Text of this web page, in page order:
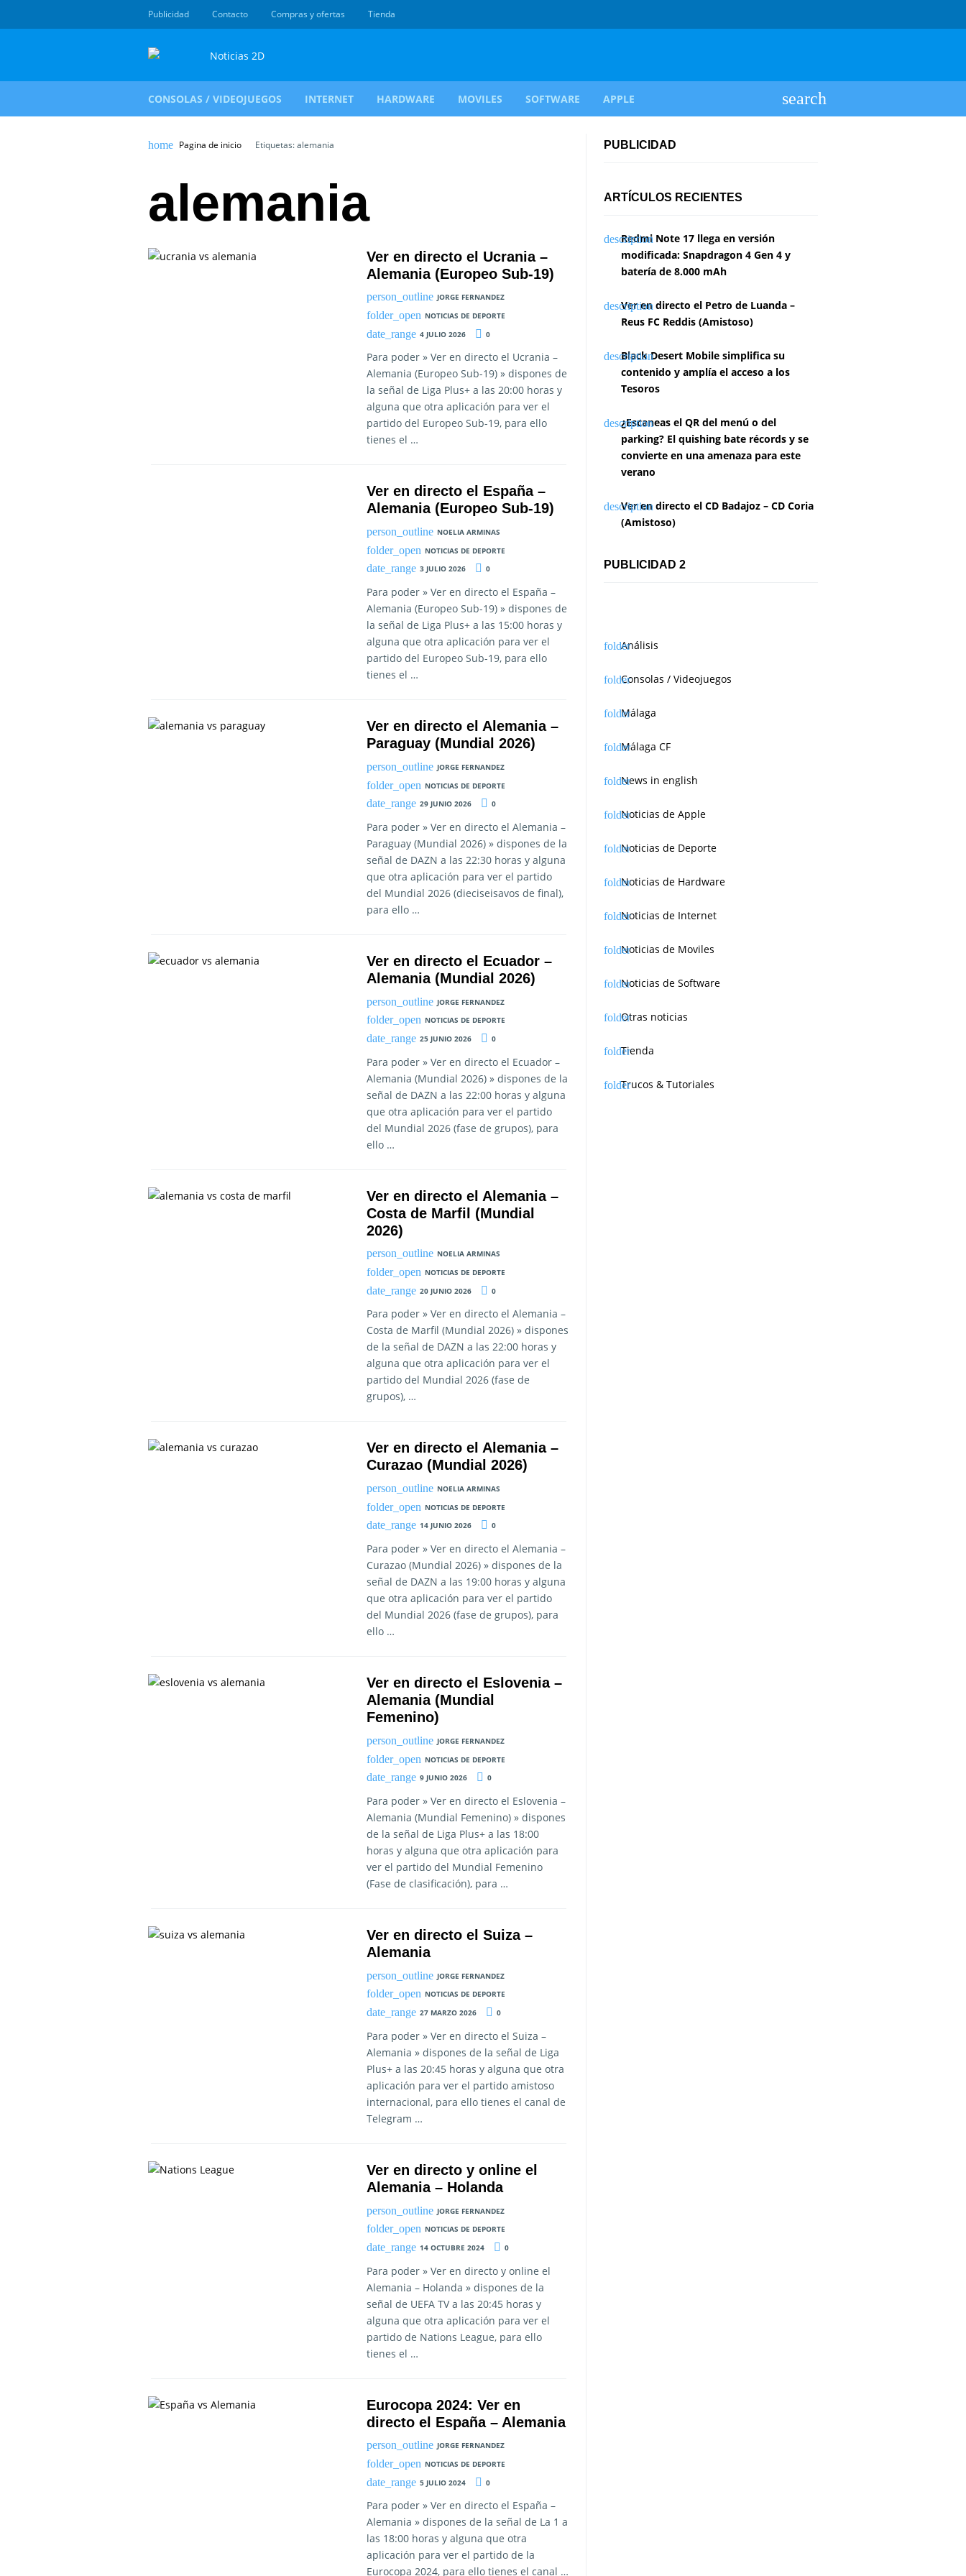
Publicidad Contacto Compras y ofertas Tienda
CONSOLAS / VIDEOJUEGOS INTERNET HARDWARE MOVILES SOFTWARE APPLE
Pagina de inicio Etiquetas: alemania
alemania
Ver en directo el Ucrania –
Alemania (Europeo Sub-19)
JORGE FERNANDEZ
NOTICIAS DE DEPORTE
4 JULIO 2026
0
Para poder » Ver en directo el Ucrania –
Alemania (Europeo Sub-19) » dispones de
la señal de Liga Plus+ a las 20:00 horas y
alguna que otra aplicación para ver el
partido del Europeo Sub-19, para ello
tienes el …
Ver en directo el España –
Alemania (Europeo Sub-19)
NOELIA ARMINAS
NOTICIAS DE DEPORTE
3 JULIO 2026
0
Para poder » Ver en directo el España –
Alemania (Europeo Sub-19) » dispones de
la señal de Liga Plus+ a las 15:00 horas y
alguna que otra aplicación para ver el
partido del Europeo Sub-19, para ello
tienes el …
Ver en directo el Alemania –
Paraguay (Mundial 2026)
JORGE FERNANDEZ
NOTICIAS DE DEPORTE
29 JUNIO 2026
0
Para poder » Ver en directo el Alemania –
Paraguay (Mundial 2026) » dispones de la
señal de DAZN a las 22:30 horas y alguna
que otra aplicación para ver el partido
del Mundial 2026 (dieciseisavos de final),
para ello …
Ver en directo el Ecuador –
Alemania (Mundial 2026)
JORGE FERNANDEZ
NOTICIAS DE DEPORTE
25 JUNIO 2026
0
Para poder » Ver en directo el Ecuador –
Alemania (Mundial 2026) » dispones de la
señal de DAZN a las 22:00 horas y alguna
que otra aplicación para ver el partido
del Mundial 2026 (fase de grupos), para
ello …
Ver en directo el Alemania –
Costa de Marfil (Mundial
2026)
NOELIA ARMINAS
NOTICIAS DE DEPORTE
20 JUNIO 2026
0
Para poder » Ver en directo el Alemania –
Costa de Marfil (Mundial 2026) » dispones
de la señal de DAZN a las 22:00 horas y
alguna que otra aplicación para ver el
partido del Mundial 2026 (fase de
grupos), …
Ver en directo el Alemania –
Curazao (Mundial 2026)
NOELIA ARMINAS
NOTICIAS DE DEPORTE
14 JUNIO 2026
0
Para poder » Ver en directo el Alemania –
Curazao (Mundial 2026) » dispones de la
señal de DAZN a las 19:00 horas y alguna
que otra aplicación para ver el partido
del Mundial 2026 (fase de grupos), para
ello …
Ver en directo el Eslovenia –
Alemania (Mundial
Femenino)
JORGE FERNANDEZ
NOTICIAS DE DEPORTE
9 JUNIO 2026
0
Para poder » Ver en directo el Eslovenia –
Alemania (Mundial Femenino) » dispones
de la señal de Liga Plus+ a las 18:00
horas y alguna que otra aplicación para
ver el partido del Mundial Femenino
(Fase de clasificación), para …
Ver en directo el Suiza –
Alemania
JORGE FERNANDEZ
NOTICIAS DE DEPORTE
27 MARZO 2026
0
Para poder » Ver en directo el Suiza –
Alemania » dispones de la señal de Liga
Plus+ a las 20:45 horas y alguna que otra
aplicación para ver el partido amistoso
internacional, para ello tienes el canal de
Telegram …
Ver en directo y online el
Alemania – Holanda
JORGE FERNANDEZ
NOTICIAS DE DEPORTE
14 OCTUBRE 2024
0
Para poder » Ver en directo y online el
Alemania – Holanda » dispones de la
señal de UEFA TV a las 20:45 horas y
alguna que otra aplicación para ver el
partido de Nations League, para ello
tienes el …
Eurocopa 2024: Ver en
directo el España – Alemania
JORGE FERNANDEZ
NOTICIAS DE DEPORTE
5 JULIO 2024
0
Para poder » Ver en directo el España –
Alemania » dispones de la señal de La 1 a
las 18:00 horas y alguna que otra
aplicación para ver el partido de la
Eurocopa 2024, para ello tienes el canal …
PUBLICIDAD
ARTÍCULOS RECIENTES
Redmi Note 17 llega en versión
modificada: Snapdragon 4 Gen 4 y
batería de 8.000 mAh
Ver en directo el Petro de Luanda –
Reus FC Reddis (Amistoso)
Black Desert Mobile simplifica su
contenido y amplía el acceso a los
Tesoros
¿Escaneas el QR del menú o del
parking? El quishing bate récords y se
convierte en una amenaza para este
verano
Ver en directo el CD Badajoz – CD Coria
(Amistoso)
PUBLICIDAD 2
Análisis
Consolas / Videojuegos
Málaga
Málaga CF
News in english
Noticias de Apple
Noticias de Deporte
Noticias de Hardware
Noticias de Internet
Noticias de Moviles
Noticias de Software
Otras noticias
Tienda
Trucos & Tutoriales